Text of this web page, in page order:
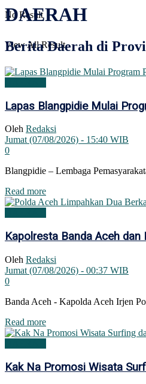
No Result
View All Result
DAERAH
Berita Daerah di
Lapas Blangpidie Mulai
Oleh Redaksi
Jumat (07/08/2026) - 15:40 WIB
0
Blangpidie – Lembaga
Read moreDetails
Kapolresta Banda Aceh
Oleh Redaksi
Jumat (07/08/2026) - 00:37 WIB
0
Banda Aceh - Kapolda Aceh Irjen
Read moreDetails
Kak Na Promosi Wisata